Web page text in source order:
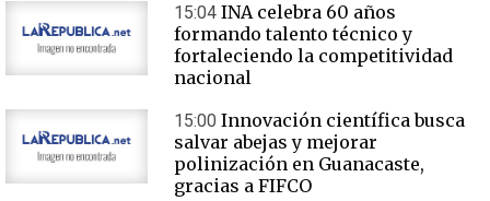
15:04 INA celebra 60 años
formando talento técnico y
fortaleciendo la competitividad
nacional
15:00 Innovación científica busca
salvar abejas y mejorar
polinización en Guanacaste,
gracias a FIFCO